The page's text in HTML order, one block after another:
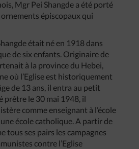
Mgr Pei Shangde a été porté
épiscopaux qui
était né en 1918 dans
de six enfants. Originaire de
à la province du Hebei,
où l’Eglise est historiquement
de 13 ans, il entra au petit
prêtre le 30 mai 1948, il
comme enseignant à l’école
école catholique. A partir de
tous ses pairs les campagnes
contre l’Eglise